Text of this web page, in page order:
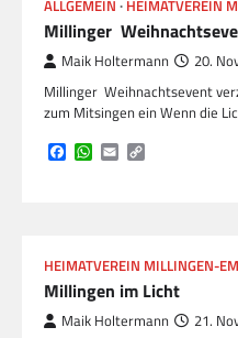
ALLGEMEIN HEIMATVEREIN
Millinger
Maik Holtermann 20.
Millinger Weihnachtsevent
zum Mitsingen ein Wenn die
Facebook
WhatsApp
Email
HEIMATVEREIN MILLINGEN-
Millingen im Licht
Maik Holtermann 21.